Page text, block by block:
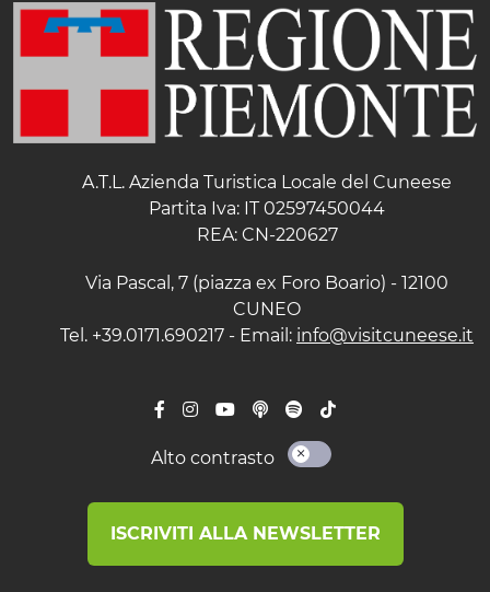
A.T.L. Azienda Turistica Locale del Cuneese
Partita Iva: IT 02597450044
REA: CN-220627
Via Pascal, 7 (piazza ex Foro Boario) - 12100
CUNEO
Tel. +39.0171.690217 - Email: info@visitcuneese.it
Alto contrasto
ISCRIVITI ALLA NEWSLETTER